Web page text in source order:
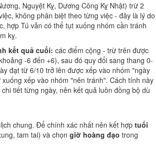
Nguyệt Kỵ, Dương Công Kỵ Nhật) trừ 2
không phân biệt theo từng việc - đây là lý do
hợp Tú vẫn có thể tụt xuống nhóm cần tránh
kỵ.
kết quả cuối: các điểm cộng - trừ trên được
-6 đến +6), sau đó quy đổi sang thang 0-
đạt từ 6/10 trở lên được xếp vào nhóm "ngày
xếp vào nhóm "nên tránh". Cách tính này
tiết từng ngày, nên kết quả luôn đồng bộ dù
chung. Để chính xác nhất nên kết hợp tuổi
tam tai) và chọn giờ hoàng đạo trong